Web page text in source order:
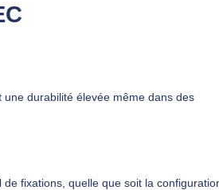
une durabilité élevée même dans des
de fixations, quelle que soit la